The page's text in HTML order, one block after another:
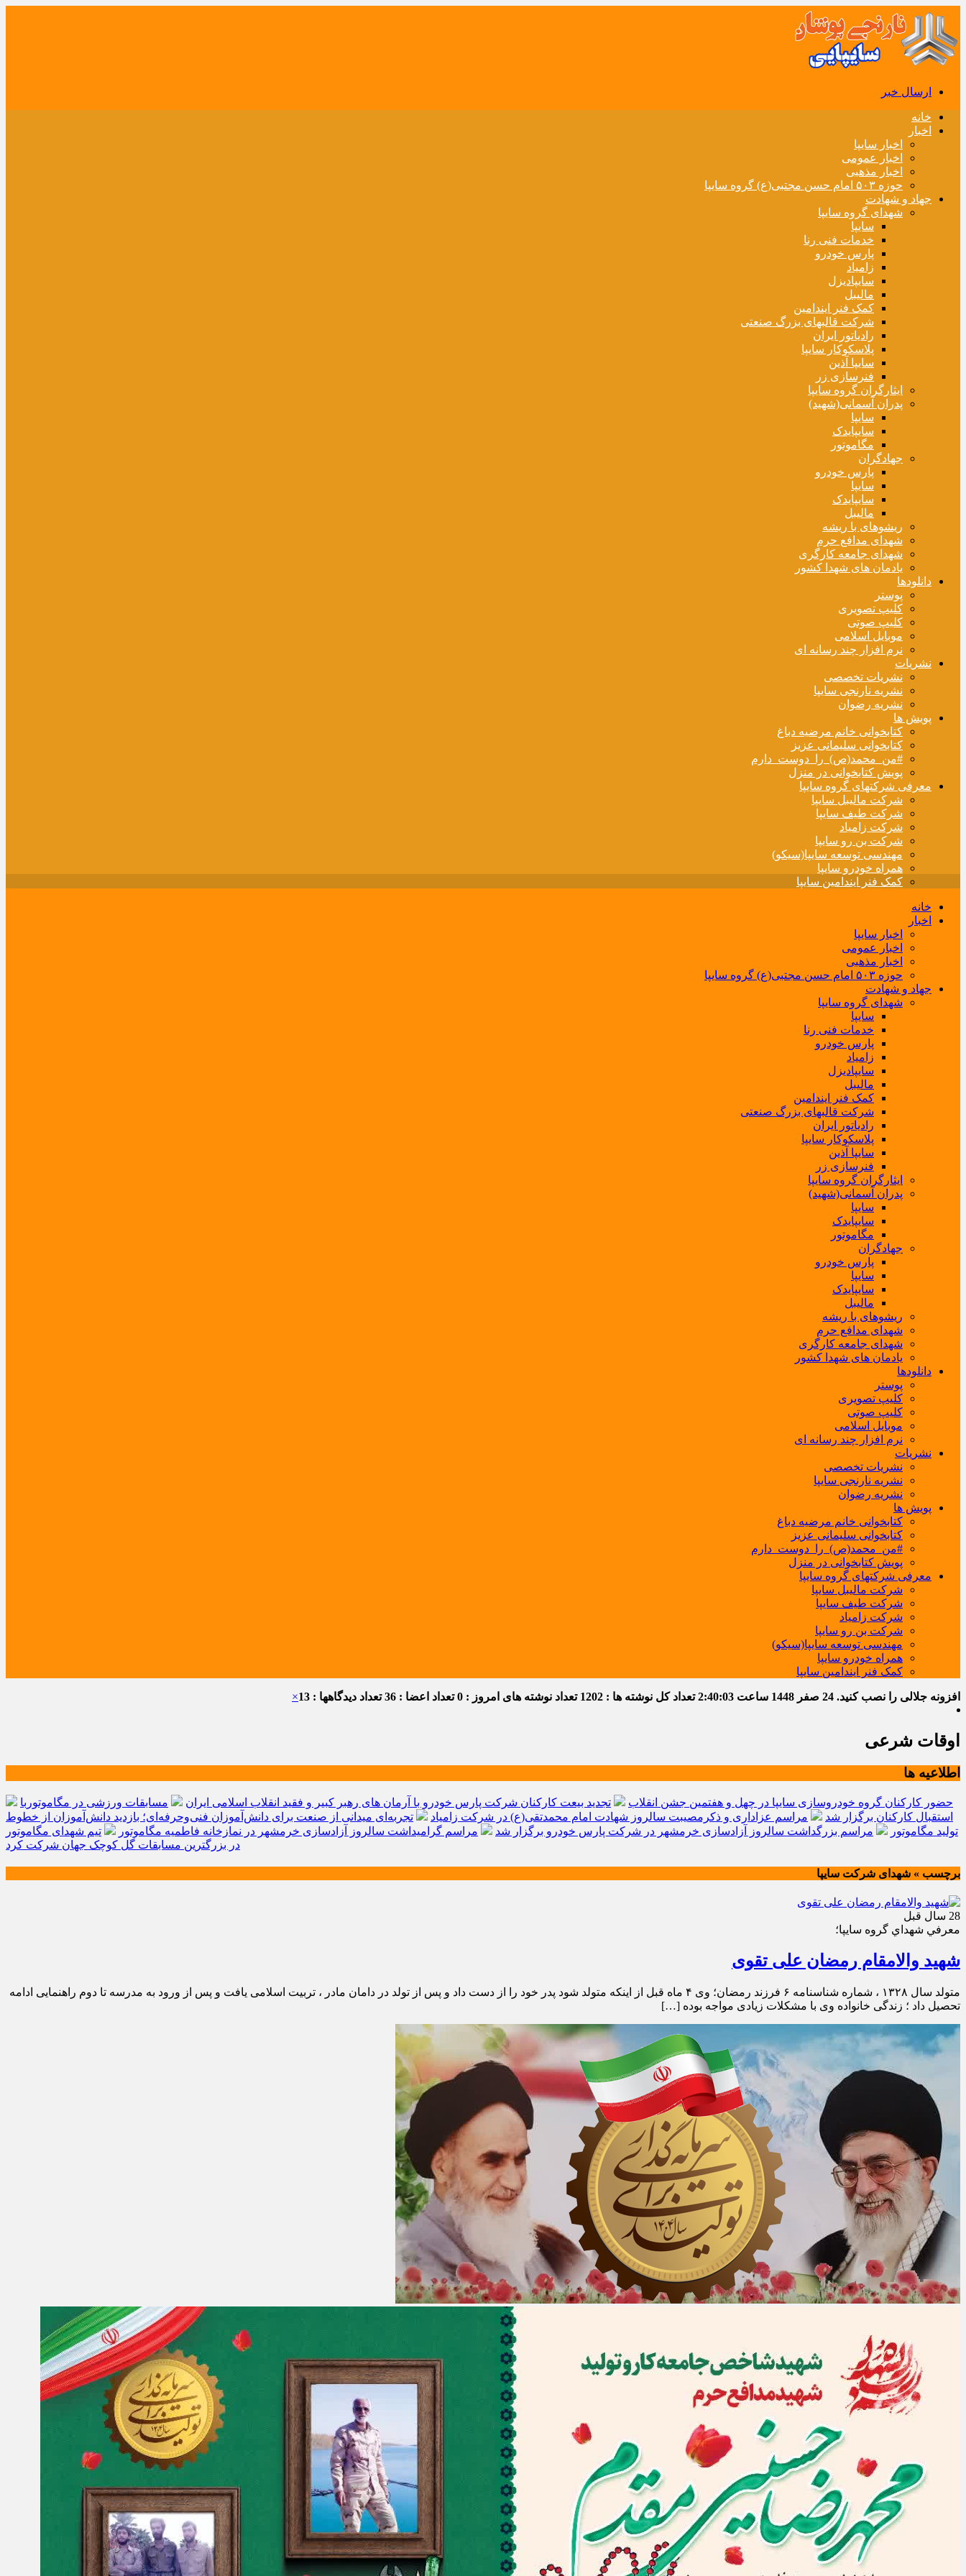
ارسال خبر
خانه
اخبار
اخبار سایپا
اخبار عمومی
اخبار مذهبی
حوزه ۵۰۳ امام حسن مجتبی(ع) گروه سایپا
جهاد و شهادت
شهدای گروه سایپا
سایپا
خدمات فنی رنا
پارس خودرو
زامیاد
سایپادیزل
مالیبل
کمک فنر ایندامین
شرکت قالبهای بزرگ صنعتی
رادیاتور ایران
پلاسکوکار سایپا
سایپا آذین
فنرسازی زر
ایثارگران گروه سایپا
پدران آسمانی(شهید)
سایپا
سایپایدک
مگاموتور
جهادگران
پارس خودرو
سایپا
سایپایدک
مالیبل
ریشوهای با ریشه
شهدای مدافع حرم
شهدای جامعه کارگری
یادمان های شهدا کشور
دانلودها
پوستر
کلیپ تصویری
کلیپ صوتی
موبایل اسلامی
نرم افزار چند رسانه ای
نشریات
نشریات تخصصی
نشریه نارنجی سایپا
نشریه رضوان
پویش ها
کتابخوانی خانم مرضیه دباغ
کتابخوانی سلیمانی عزیز
#من_محمد(ص)_را_دوست_دارم
پویش کتابخوانی در منزل
معرفی شرکتهای گروه سایپا
شرکت مالیبل سایپا
شرکت طیف سایپا
شرکت زامیاد
شرکت بن رو سایپا
مهندسی توسعه سایپا(سیکو)
همراه خودرو سایپا
کمک فنر ایندامین سایپا
خانه
اخبار
اخبار سایپا
اخبار عمومی
اخبار مذهبی
حوزه ۵۰۳ امام حسن مجتبی(ع) گروه سایپا
جهاد و شهادت
شهدای گروه سایپا
سایپا
خدمات فنی رنا
پارس خودرو
زامیاد
سایپادیزل
مالیبل
کمک فنر ایندامین
شرکت قالبهای بزرگ صنعتی
رادیاتور ایران
پلاسکوکار سایپا
سایپا آذین
فنرسازی زر
ایثارگران گروه سایپا
پدران آسمانی(شهید)
سایپا
سایپایدک
مگاموتور
جهادگران
پارس خودرو
سایپا
سایپایدک
مالیبل
ریشوهای با ریشه
شهدای مدافع حرم
شهدای جامعه کارگری
یادمان های شهدا کشور
دانلودها
پوستر
کلیپ تصویری
کلیپ صوتی
موبایل اسلامی
نرم افزار چند رسانه ای
نشریات
نشریات تخصصی
نشریه نارنجی سایپا
نشریه رضوان
پویش ها
کتابخوانی خانم مرضیه دباغ
کتابخوانی سلیمانی عزیز
#من_محمد(ص)_را_دوست_دارم
پویش کتابخوانی در منزل
معرفی شرکتهای گروه سایپا
شرکت مالیبل سایپا
شرکت طیف سایپا
شرکت زامیاد
شرکت بن رو سایپا
مهندسی توسعه سایپا(سیکو)
همراه خودرو سایپا
کمک فنر ایندامین سایپا
افزونه جلالی را نصب کنید. 24 صفر 1448 ساعت 2:40:04تعداد کل نوشته ها : 1202 تعداد نوشته های امروز : 0 تعداد اعضا : 36 تعداد دیدگاهها : 13 ×
اوقات شرعی
اطلاعیه ها
حضور کارکنان گروه خودروسازی سایپا در چهل و هفتمین جشن انقلاب تجدید بیعت کارکنان شرکت پارس خودرو با آرمان های رهبر کبیر و فقید انقلاب اسلامی ایران
مسابقات ورزشی در مگاموتوربا
استقبال کارکنان برگزار شد
مراسم عزاداری و ذکرمصیبت سالروز شهادت امام محمدتقی(ع) در شرکت زامیاد
تجربه‌ای میدانی از صنعت برای دانش‌آموزان فنی‌وحرفه‌ای؛ بازدید دانش‌آموزان از خطوط
تولید مگاموتور
مراسم بزرگداشت سالروز آزادسازی خرمشهر در شرکت پارس خودرو برگزار شد مراسم گرامیداشت سالروز آزادسازی خرمشهر در نمازخانه فاطمیه مگاموتور
تیم شهدای مگاموتور
در بزرگترین مسابقات گل کوچک جهان شرکت کرد
برچسب » شهدای شرکت سایپا
28 سال قبل
معرفي شهداي گروه سايپا؛
شهید والامقام رمضان علی تقوی
متولد سال ۱۳۲۸ ، شماره شناسنامه ۶ فرزند رمضان؛ وی ۴ ماه قبل از اینکه متولد شود پدر خود را از دست داد و پس از تولد در دامان مادر ، تربیت اسلامی یافت و پس از ورود به مدرسه تا دوم راهنمایی ادامه
تحصیل داد ؛ زندگی خانواده وی با مشکلات زیادی مواجه بوده […]